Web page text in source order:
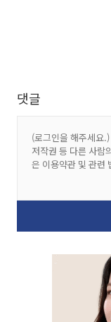
댓글